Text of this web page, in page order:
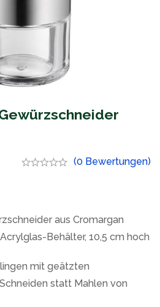
(0 Bewertungen)
aus Cromargan
Behälter, 10,5 cm hoch
mit geätzten
statt Mahlen von